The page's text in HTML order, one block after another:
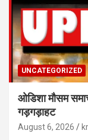
UNCATEGORIZED
ओडिशा मौसम
गड़गड़ाहट
August 6, 2026